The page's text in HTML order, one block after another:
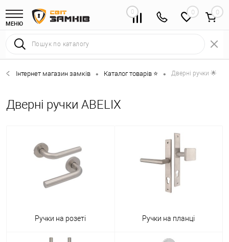
МЕНЮ
0 0
Інтернет магазин замків • Каталог товарів ⭐ • Дверні ручки 🌟
Дверні ручки ABELIX
Ручки на розеті Ручки на планці